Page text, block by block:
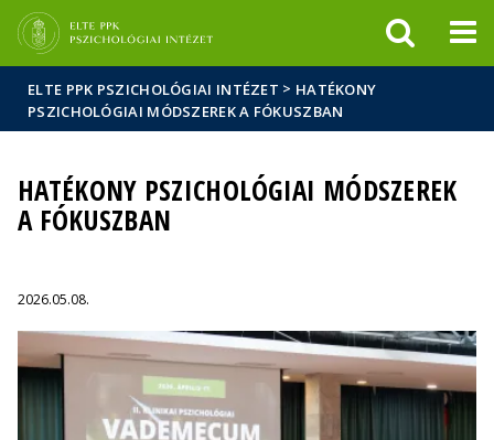
sajtóban
ELTE PPK PSZICHOLÓGIAI INTÉZET > HATÉKONY
PSZICHOLÓGIAI MÓDSZEREK A FÓKUSZBAN
HATÉKONY PSZICHOLÓGIAI MÓDSZEREK
A FÓKUSZBAN
2026.05.08.